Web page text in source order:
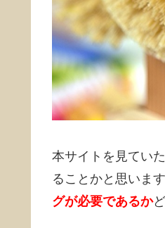
本サイトを見てい
ることかと思いま
グが必要であるか